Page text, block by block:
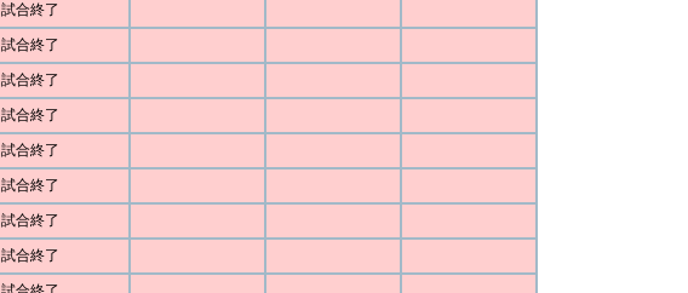
試合終了
試合終了
試合終了
試合終了
試合終了
試合終了
試合終了
試合終了